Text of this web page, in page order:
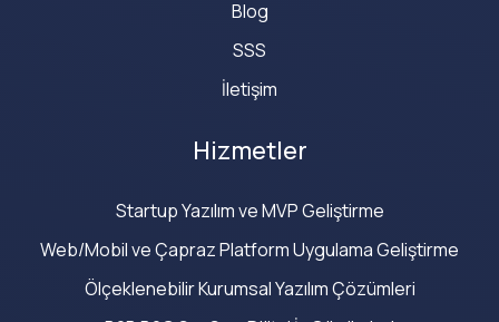
Blog
SSS
İletişim
Hizmetler
Startup Yazılım ve MVP Geliştirme
Web/Mobil ve Çapraz Platform Uygulama Geliştirme
Ölçeklenebilir Kurumsal Yazılım Çözümleri